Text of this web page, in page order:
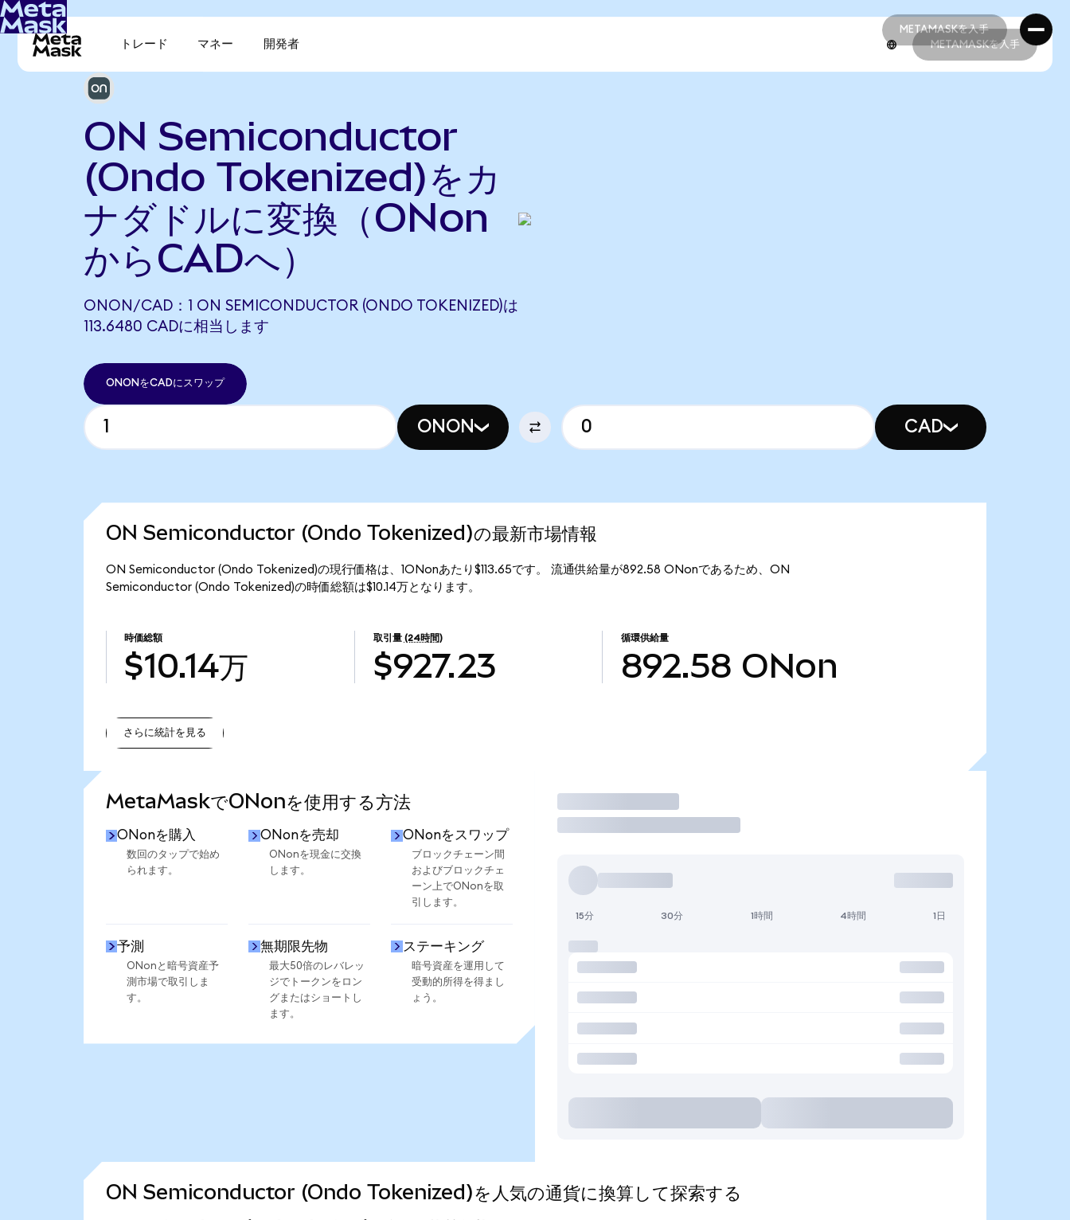
METAMASKを入手
METAMASKを入手
トレード マネー 開発者 METAMASKを入手
ON Semiconductor
(Ondo Tokenized)をカ
ナダドルに変換（ONon
からCADへ）
ONON/CAD：1 ON SEMICONDUCTOR (ONDO TOKENIZED)は
113.6480 CADに相当します
ONONをCADにスワップ
ONON CAD
ON Semiconductor (Ondo Tokenized)の最新市場情報
ON Semiconductor (Ondo Tokenized)の現行価格は、1ONonあたり$113.65です。 流通供給量が892.58 ONonであるため、ON
Semiconductor (Ondo Tokenized)の時価総額は$10.14万となります。
時価総額
$10.14万
取引量 (24時間)
$927.23
循環供給量
892.58 ONon
さらに統計を見る
MetaMaskでONonを使用する方法
ONonを購入
数回のタップで始め
られます。
ONonを売却
ONonを現金に交換
します。
ONonをスワップ
ブロックチェーン間
およびブロックチェ
ーン上でONonを取
引します。
予測
ONonと暗号資産予
測市場で取引しま
す。
無期限先物
最大50倍のレバレッ
ジでトークンをロン
グまたはショートし
ます。
ステーキング
暗号資産を運用して
受動的所得を得まし
ょう。
取引
15分 30分 1時間 4時間 1日
ON Semiconductor (Ondo Tokenized)を人気の通貨に換算して探索する